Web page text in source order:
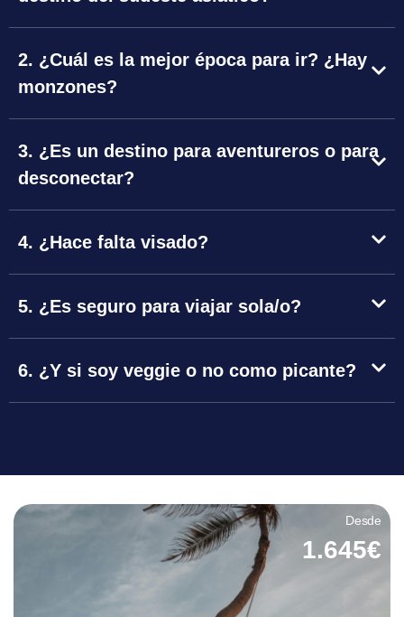
2. ¿Cuál es la mejor época para ir? ¿Hay
monzones?
3. ¿Es un destino para aventureros o para
desconectar?
4. ¿Hace falta visado?
5. ¿Es seguro para viajar sola/o?
6. ¿Y si soy veggie o no como picante?
Desde
1.645€